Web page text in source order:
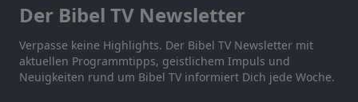
Der Bibel TV Newsletter
Verpasse keine Highlights. Der Bibel TV Newsletter mit
aktuellen Programmtipps, geistlichem Impuls und
Neuigkeiten rund um Bibel TV informiert Dich jede Woche.